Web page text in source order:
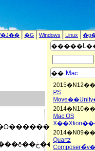
�G Windows Linux
�� Mac
PS
Mac OS
Quartz